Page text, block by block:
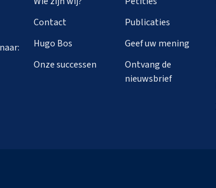
Contact
Hugo Bos
Onze successen
Publicaties
Geef uw mening
Ontvang de
nieuwsbrief